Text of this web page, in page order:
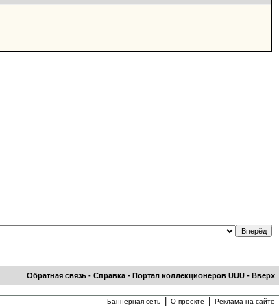
Обратная связь - Справка - Портал коллекционеров UUU - Вверх
Баннерная сеть О проекте Реклама на сайте